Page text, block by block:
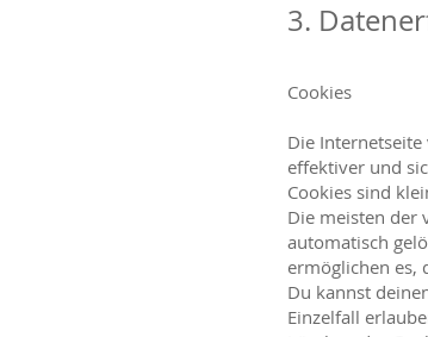
3.
Cookies
Die
effektiver und
Cookies sind
Die meisten der
automatisch
ermöglichen es,
Du kannst
Einzelfall